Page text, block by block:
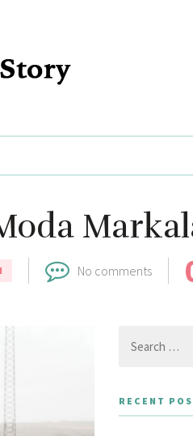
No comments
for:
RECENT